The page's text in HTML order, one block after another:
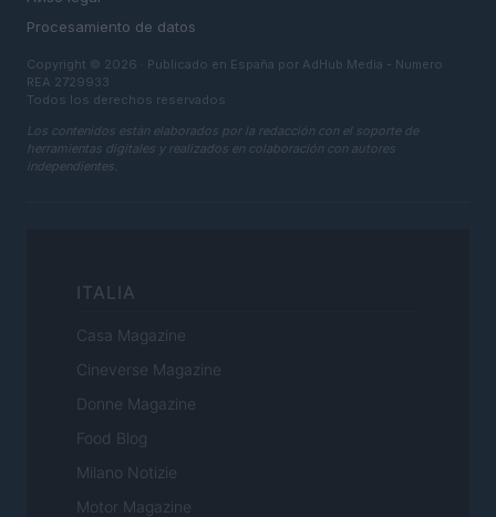
Procesamiento de datos
Copyright © 2026 · Publicado en España por AdHub Media - Numero
REA 2729933
Todos los derechos reservados
Los contenidos están elaborados por la redacción con el soporte de
herramientas digitales y realizados en colaboración con autores
independientes.
ITALIA
Casa Magazine
Cineverse Magazine
Donne Magazine
Food Blog
Milano Notizie
Motor Magazine